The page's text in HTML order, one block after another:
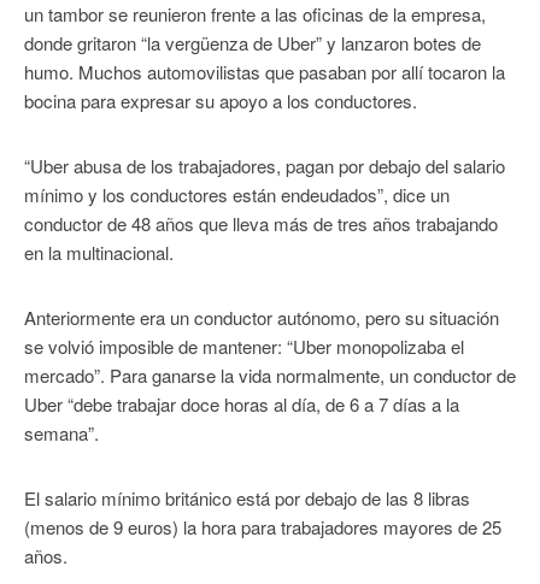
un tambor se reunieron frente a las oficinas de la empresa,
donde gritaron “la vergüenza de Uber” y lanzaron botes de
humo. Muchos automovilistas que pasaban por allí tocaron la
bocina para expresar su apoyo a los conductores.
“Uber abusa de los trabajadores, pagan por debajo del salario
mínimo y los conductores están endeudados”, dice un
conductor de 48 años que lleva más de tres años trabajando
en la multinacional.
Anteriormente era un conductor autónomo, pero su situación
se volvió imposible de mantener: “Uber monopolizaba el
mercado”. Para ganarse la vida normalmente, un conductor de
Uber “debe trabajar doce horas al día, de 6 a 7 días a la
semana”.
El salario mínimo británico está por debajo de las 8 libras
(menos de 9 euros) la hora para trabajadores mayores de 25
años.